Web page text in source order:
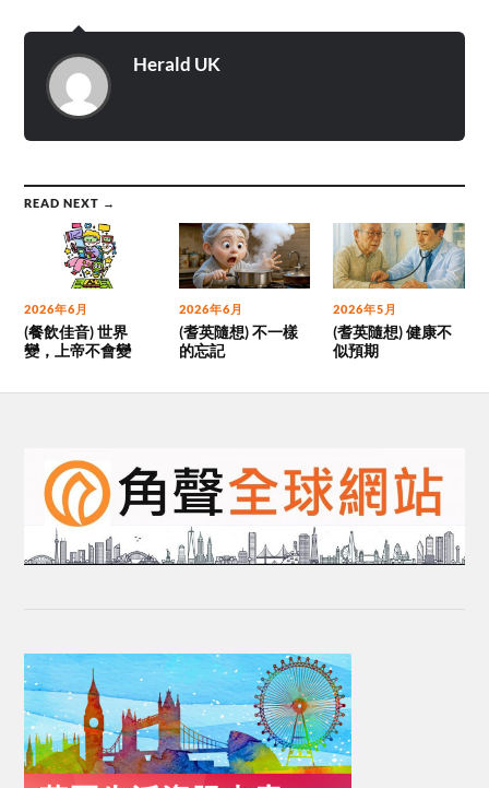
Herald UK
READ NEXT →
2026年6月
(餐飲佳音) 世界
變，上帝不會變
2026年6月
(耆英隨想) 不一樣
的忘記
2026年5月
(耆英隨想) 健康不
似預期